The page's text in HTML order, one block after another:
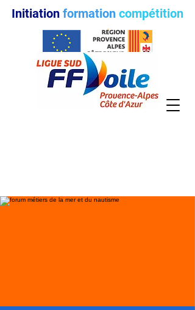
Initiation formation compétition